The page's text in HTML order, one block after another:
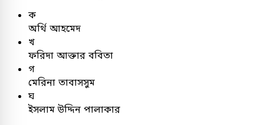
ক
অর্থি আহমেদ
খ
ফরিদা আক্তার ববিতা
গ
মেরিনা তাবাসসুম
ঘ
ইসলাম উদ্দিন পালাকার